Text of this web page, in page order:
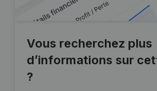
Vous recherchez plus
d’informations sur
?